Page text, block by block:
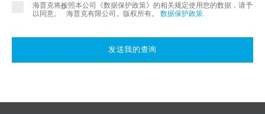
海普克将按照本公司《数据保护政策》的相关规定使用您的数据，请予
以同意。
©
海普克有限公司。版权所有。 数据保护政策
发送我的查询